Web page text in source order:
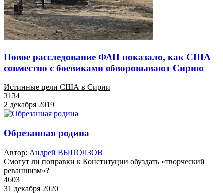
Новое расследование ФАН показало, как США
совместно с боевиками обворовывают Сирию
Истинные цели США в Сирии
3134
2 декабря 2019
Обрезанная родина
Автор: Андрей ВЫПОЛЗОВ
Смогут ли поправки к Конституции обуздать «творческий
реваншизм»?
4603
31 декабря 2020